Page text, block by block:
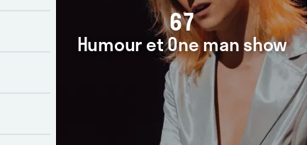
67
Humour et One man show